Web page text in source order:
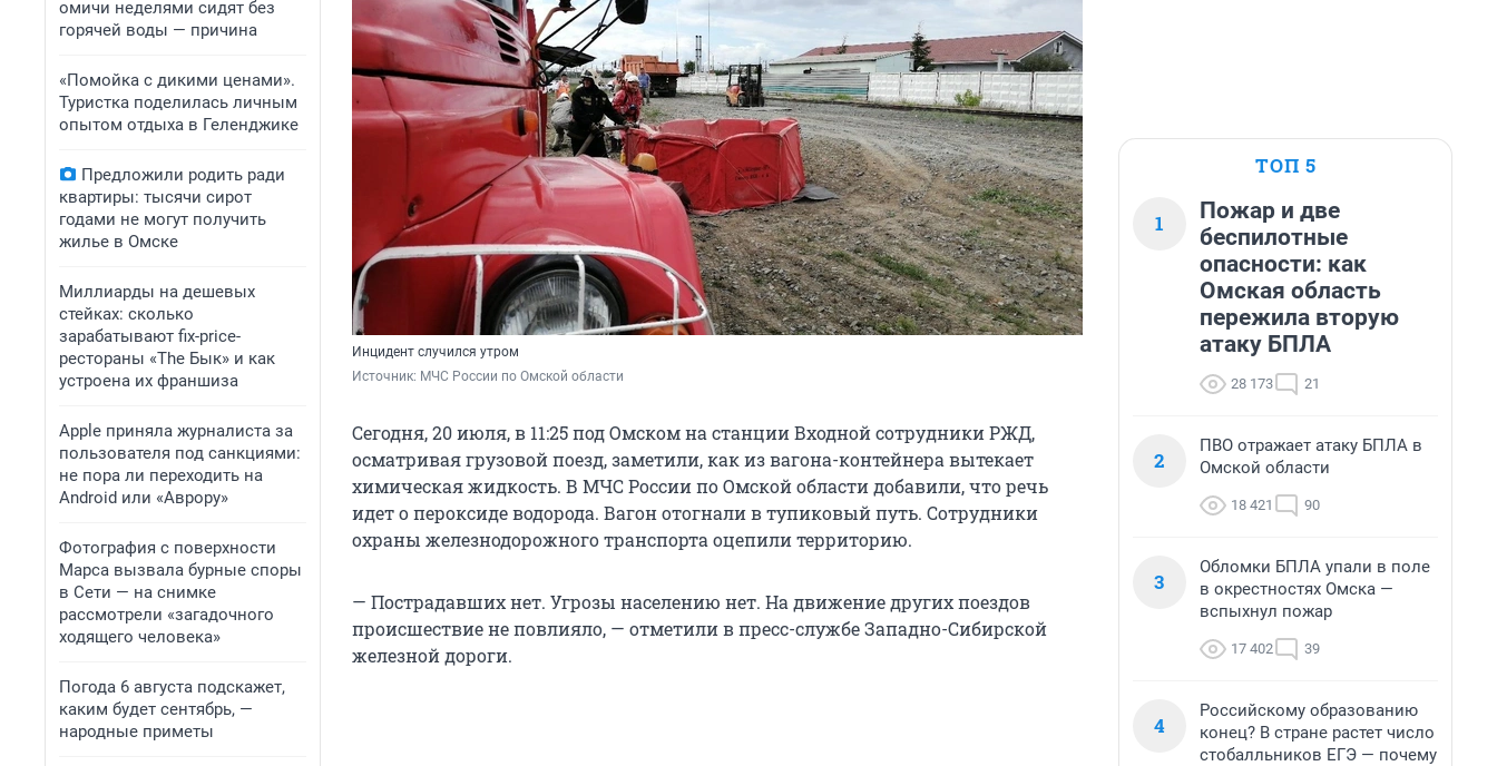
омичи неделями сидят без
горячей воды — причина
«Помойка с дикими ценами».
Туристка поделилась личным
опытом отдыха в Геленджике
Предложили родить ради
квартиры: тысячи сирот
годами не могут получить
жилье в Омске
Миллиарды на дешевых
стейках: сколько
зарабатывают fix-price-
рестораны «The Бык» и как
устроена их франшиза
Apple приняла журналиста за
пользователя под санкциями:
не пора ли переходить на
Android или «Аврору»
Фотография с поверхности
Марса вызвала бурные споры
в Сети — на снимке
рассмотрели «загадочного
ходящего человека»
Погода 6 августа подскажет,
каким будет сентябрь, —
народные приметы
Инцидент случился утром
Источник: МЧС России по Омской области
Сегодня, 20 июля, в 11:25 под Омском на станции Входной сотрудники РЖД,
осматривая грузовой поезд, заметили, как из вагона-контейнера вытекает
химическая жидкость. В МЧС России по Омской области добавили, что речь
идет о пероксиде водорода. Вагон отогнали в тупиковый путь. Сотрудники
охраны железнодорожного транспорта оцепили территорию.
— Пострадавших нет. Угрозы населению нет. На движение других поездов
происшествие не повлияло, — отметили в пресс-службе Западно-Сибирской
железной дороги.
ТОП 5
1
Пожар и две
беспилотные
опасности: как
Омская область
пережила вторую
атаку БПЛА
28 173 21
2
ПВО отражает атаку БПЛА в
Омской области
18 421 90
3
Обломки БПЛА упали в поле
в окрестностях Омска —
вспыхнул пожар
17 402 39
4
Российскому образованию
конец? В стране растет число
стобалльников ЕГЭ — почему